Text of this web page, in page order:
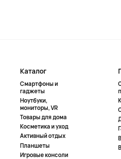
Каталог
Смартфоны и
гаджеты
Ноутбуки,
мониторы, VR
Товары для дома
Косметика и уход
Активный отдых
Планшеты
Игровые консоли